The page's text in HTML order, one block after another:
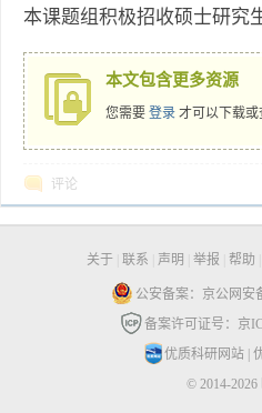
本课题组积极招收硕士研究
本文包含更多资源
您需要 登录 才可以下载或
评论
关于 联系 声明 举报 帮助
公安备案：京公网安
备案许可证号：京
优质科研网站|
© 2014-2026